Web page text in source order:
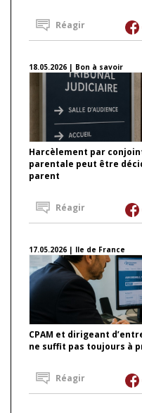
Réagir
18.05.2026 | Bon à savoir
Harcèlement par
parentale peut être
parent
Réagir
17.05.2026 | Ile de France
CPAM et dirigeant
ne suffit pas toujours à
Réagir